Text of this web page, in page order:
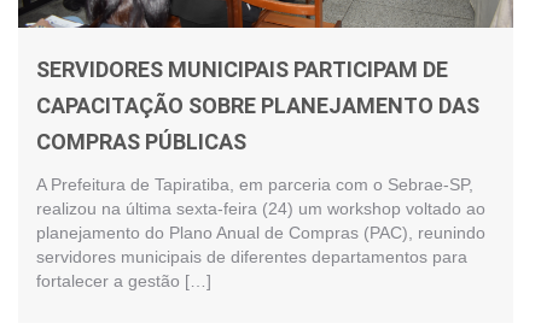
SERVIDORES MUNICIPAIS PARTICIPAM DE
CAPACITAÇÃO SOBRE PLANEJAMENTO DAS
COMPRAS PÚBLICAS
A Prefeitura de Tapiratiba, em parceria com o Sebrae-SP,
realizou na última sexta-feira (24) um workshop voltado ao
planejamento do Plano Anual de Compras (PAC), reunindo
servidores municipais de diferentes departamentos para
fortalecer a gestão […]